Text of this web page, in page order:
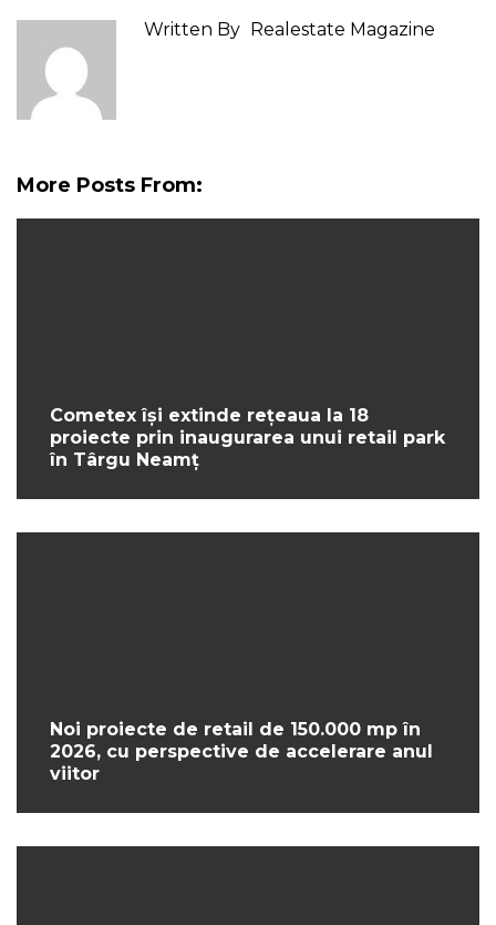
Written By Realestate Magazine
More Posts From:
Cometex își extinde rețeaua la 18
proiecte prin inaugurarea unui retail park
în Târgu Neamț
Noi proiecte de retail de 150.000 mp în
2026, cu perspective de accelerare anul
viitor